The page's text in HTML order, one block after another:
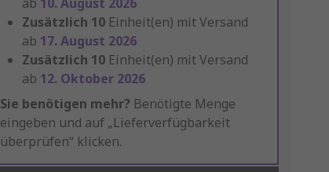
Zusätzlich 10 Einheit(en) mit Versand
ab 17. August 2026
Zusätzlich 10 Einheit(en) mit Versand
ab 12. Oktober 2026
Sie benötigen mehr? Benötigte Menge
eingeben und auf „Lieferverfügbarkeit
überprüfen“ klicken.